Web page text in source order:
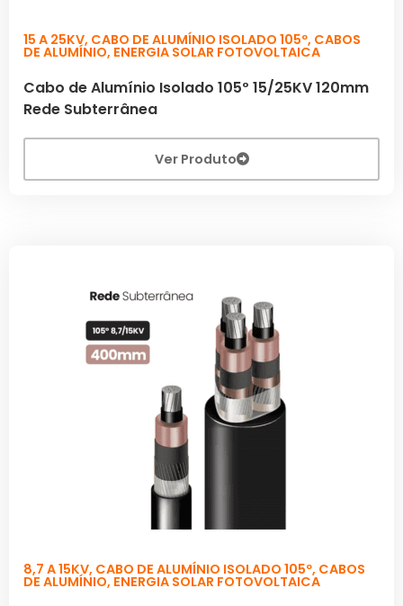
15 A 25KV, CABO DE ALUMÍNIO ISOLADO 105º, CABOS
DE ALUMÍNIO, ENERGIA SOLAR FOTOVOLTAICA
Cabo de Alumínio Isolado 105º 15/25KV 120mm
Rede Subterrânea
Ver Produto
8,7 A 15KV, CABO DE ALUMÍNIO ISOLADO 105º, CABOS
DE ALUMÍNIO, ENERGIA SOLAR FOTOVOLTAICA